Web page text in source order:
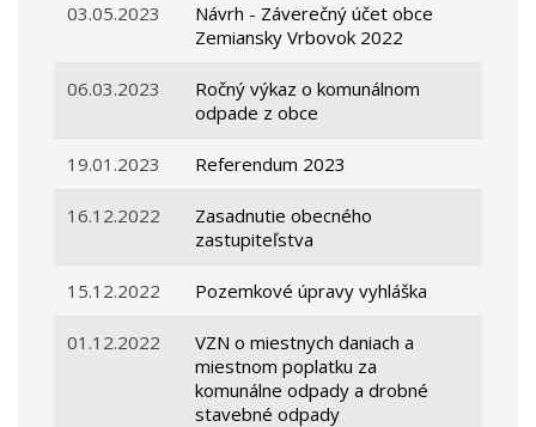
03.05.2023
Návrh - Záverečný účet obce
Zemiansky Vrbovok 2022
06.03.2023
Ročný výkaz o komunálnom
odpade z obce
19.01.2023 Referendum 2023
16.12.2022
Zasadnutie obecného
zastupiteľstva
15.12.2022 Pozemkové úpravy vyhláška
01.12.2022
VZN o miestnych daniach a
miestnom poplatku za
komunálne odpady a drobné
stavebné odpady